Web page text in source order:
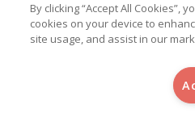
,
By clicking “Accept All Cookies”,
cookies on your device to
site usage, and assist in our